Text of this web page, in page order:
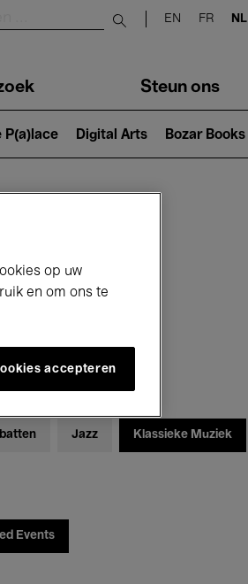
Submit search
EN FR NL
Steun ons
P(a)lace Digital Arts Bozar Books
Jazz Klassieke Muziek
Events
op uw
en om ons te
accepteren